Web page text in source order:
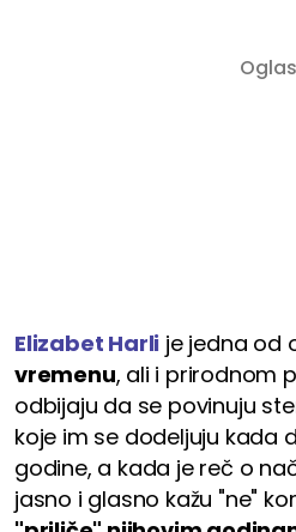
Elizabet Harli je jedna od
vremenu, ali i prirodnom
odbijaju da se povinuju
koje im se dodeljuju kada
godine, a kada je reč o
jasno i glasno kažu "ne"